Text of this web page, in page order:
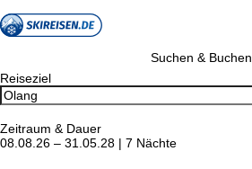
Suchen & Buchen
Reiseziel
Zeitraum & Dauer
08.08.26 – 31.05.28 | 7 Nächte